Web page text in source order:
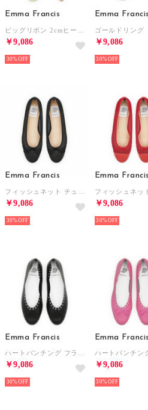
Emma Francis
￥9,086
30%
Emma Francis
￥9,086
30%
Emma Francis
￥9,086
30%
Emma Francis
￥9,086
30%
Emma Francis
￥9,086
30%
Emma Francis
￥9,086
30%